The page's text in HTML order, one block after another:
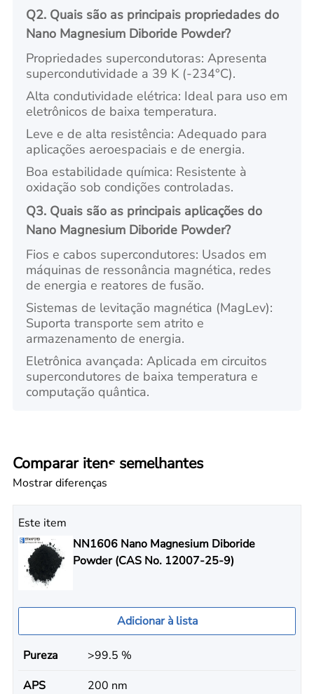
Q2. Quais são as principais propriedades do
Nano Magnesium Diboride Powder?
Propriedades supercondutoras: Apresenta
supercondutividade a 39 K (-234°C).
Alta condutividade elétrica: Ideal para uso em
eletrônicos de baixa temperatura.
Leve e de alta resistência: Adequado para
aplicações aeroespaciais e de energia.
Boa estabilidade química: Resistente à
oxidação sob condições controladas.
Q3. Quais são as principais aplicações do
Nano Magnesium Diboride Powder?
Fios e cabos supercondutores: Usados em
máquinas de ressonância magnética, redes
de energia e reatores de fusão.
Sistemas de levitação magnética (MagLev):
Suporta transporte sem atrito e
armazenamento de energia.
Eletrônica avançada: Aplicada em circuitos
supercondutores de baixa temperatura e
computação quântica.
Comparar itens semelhantes
Mostrar diferenças
Este item
NN1606 Nano Magnesium Diboride
Powder (CAS No. 12007-25-9)
Adicionar à lista
Pureza
>99.5 %
APS
200 nm